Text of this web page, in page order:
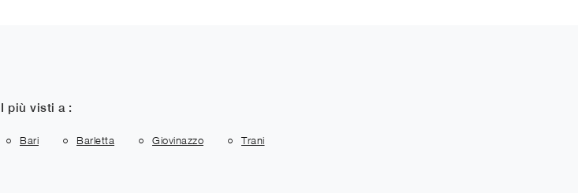
I più visti a :
Bari Barletta Giovinazzo Trani